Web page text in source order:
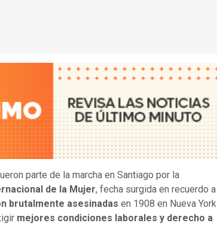
parte de la marcha en Santiago por la
de la Mujer, fecha surgida en recuerdo a
brutalmente asesinadas en 1908 en Nueva York
mejores condiciones laborales y derecho a